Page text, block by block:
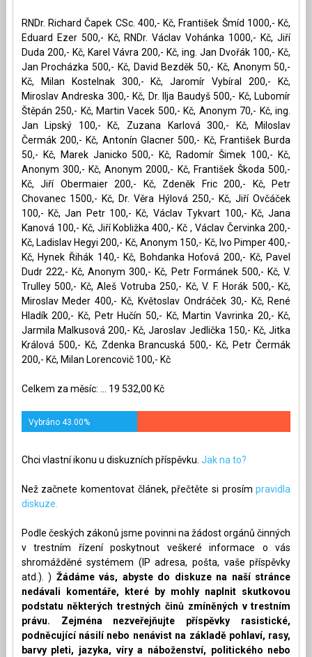
RNDr. Richard Čapek CSc. 400,- Kč, František Šmíd 1000,- Kč,
Eduard Ezer 500,- Kč, RNDr. Václav Vohánka 1000,- Kč, Jiří
Duda 200,- Kč, Karel Vávra 200,- Kč, ing. Jan Dvořák 100,- Kč,
Jan Procházka 500,- Kč, David Bezděk 50,- Kč, Anonym 50,-
Kč, Milan Kostelnak 300,- Kč, Jaromír Vybíral 200,- Kč,
Miroslav Andreska 300,- Kč, Dr. Ilja Baudyš 500,- Kč, Lubomír
Štěpán 250,- Kč, Martin Vacek 500,- Kč, Anonym 70,- Kč, ing.
Jan Lipský 100,- Kč, Zuzana Karlová 300,- Kč, Miloslav
Čermák 200,- Kč, Antonín Glacner 500,- Kč, František Burda
50,- Kč, Marek Janicko 500,- Kč, Radomír Šimek 100,- Kč,
Anonym 300,- Kč, Anonym 2000,- Kč, František Škoda 500,-
Kč, Jiří Obermaier 200,- Kč, Zdeněk Fric 200,- Kč, Petr
Chovanec 1500,- Kč, Dr. Věra Hýlová 250,- Kč, Jiří Ovčáček
100,- Kč, Jan Petr 100,- Kč, Václav Tykvart 100,- Kč, Jana
Kanová 100,- Kč, Jiří Kobližka 400,- Kč , Václav Červinka 200,-
Kč, Ladislav Hegyi 200,- Kč, Anonym 150,- Kč, Ivo Pimper 400,-
Kč, Hynek Řihák 140,- Kč, Bohdanka Hoťová 200,- Kč, Pavel
Dudr 222,- Kč, Anonym 300,- Kč, Petr Formánek 500,- Kč, V.
Trulley 500,- Kč, Aleš Votruba 250,- Kč, V. F. Horák 500,- Kč,
Miroslav Meder 400,- Kč, Květoslav Ondráček 30,- Kč, René
Hladík 200,- Kč, Petr Hučín 50,- Kč, Martin Vavrinka 20,- Kč,
Jarmila Malkusová 200,- Kč, Jaroslav Jedlička 150,- Kč, Jitka
Králová 500,- Kč, Zdenka Brancuská 500,- Kč, Petr Čermák
200,- Kč, Milan Lorencovič 100,- Kč
Celkem za měsíc: ... 19 532,00 Kč
Vybráno 43.00%
Chci vlastní ikonu u diskuzních příspěvku. Jak na to?
Než začnete komentovat článek, přečtěte si prosímpravidla
diskuze.
Podle českých zákonů jsme povinni na žádost orgánů činných
v trestním řízení poskytnout veškeré informace o vás
shromážděné systémem (IP adresa, pošta, vaše příspěvky
atd.). ) Žádáme vás, abyste do diskuze na naší stránce
nedávali komentáře, které by mohly naplnit skutkovou
podstatu některých trestných činů zmíněných v trestním
právu. Zejména nezveřejňujte příspěvky rasistické,
podněcující násilí nebo nenávist na základě pohlaví, rasy,
barvy pleti, jazyka, víry a náboženství, politického nebo